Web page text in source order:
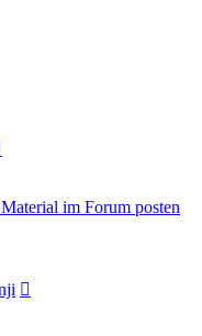
im Forum posten